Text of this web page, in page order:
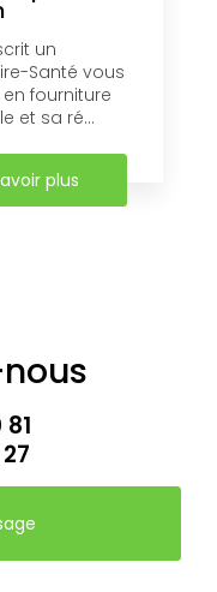
un
Santé vous
fourniture
et sa ré...
plus